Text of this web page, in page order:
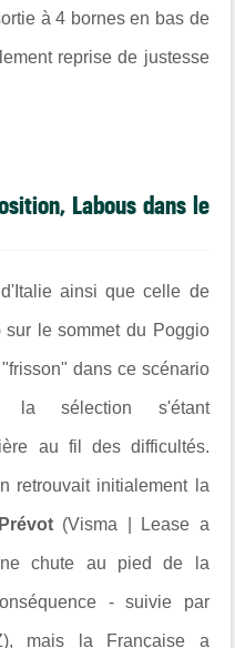
à 4 bornes en bas de
reprise de justesse
Labous dans le
ainsi que celle de
sur le sommet du Poggio
dans ce scénario
la sélection s'étant
au fil des difficultés.
retrouvait initialement la
(Visma | Lease a
chute au pied de la
- suivie par
mais la Française a